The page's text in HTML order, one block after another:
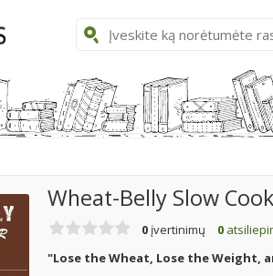
Wheat-Belly Slow
0 įvertinimų 0
"Lose the Wheat, Lose the Weight,